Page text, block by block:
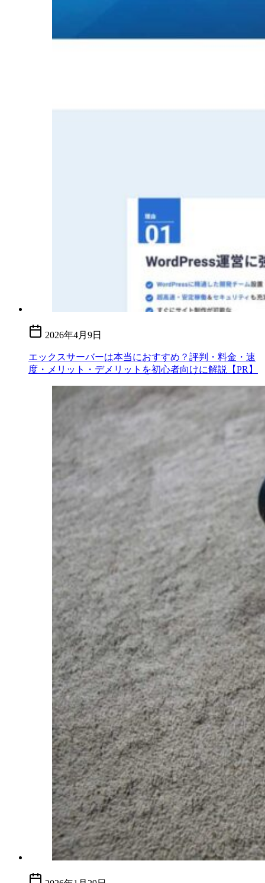
2026年4月9日
エックスサーバーは本当におすすめ？評判・料金・速
度・メリット・デメリットを初心者向けに解説【PR】